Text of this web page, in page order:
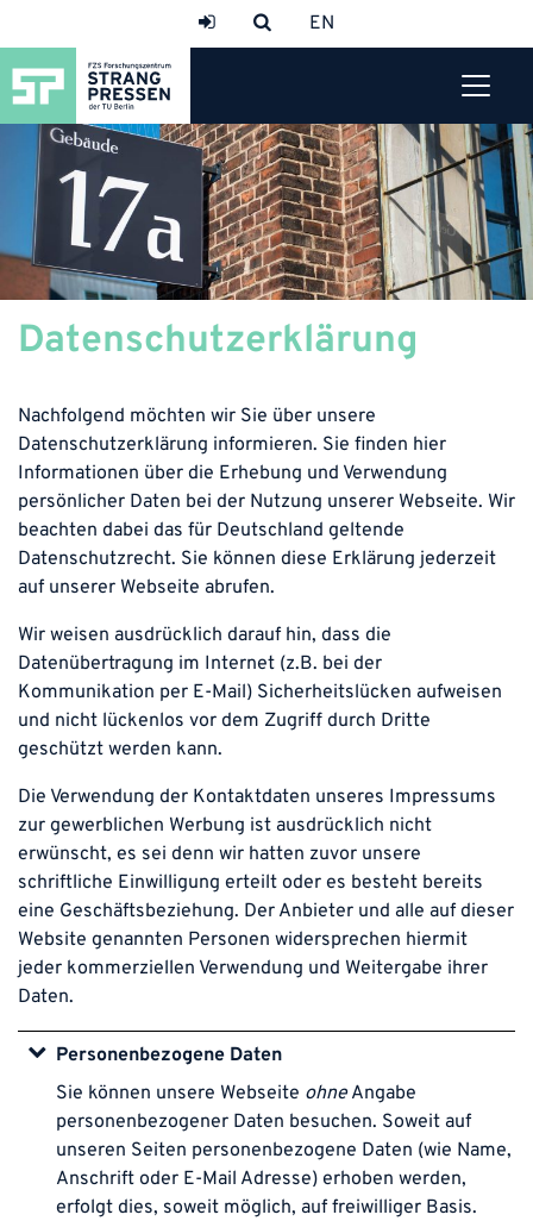
Datenschutzerklärung
Nachfolgend möchten wir Sie über unsere
Datenschutzerklärung informieren. Sie finden hier
Informationen über die Erhebung und Verwendung
persönlicher Daten bei der Nutzung unserer Webseite. Wir
beachten dabei das für Deutschland geltende
Datenschutzrecht. Sie können diese Erklärung jederzeit
auf unserer Webseite abrufen.
Wir weisen ausdrücklich darauf hin, dass die
Datenübertragung im Internet (z.B. bei der
Kommunikation per E-Mail) Sicherheitslücken aufweisen
und nicht lückenlos vor dem Zugriff durch Dritte
geschützt werden kann.
Die Verwendung der Kontaktdaten unseres Impressums
zur gewerblichen Werbung ist ausdrücklich nicht
erwünscht, es sei denn wir hatten zuvor unsere
schriftliche Einwilligung erteilt oder es besteht bereits
eine Geschäftsbeziehung. Der Anbieter und alle auf dieser
Website genannten Personen widersprechen hiermit
jeder kommerziellen Verwendung und Weitergabe ihrer
Daten.
Personenbezogene Daten
Sie können unsere Webseite ohneAngabe
personenbezogener Daten besuchen. Soweit auf
unseren Seiten personenbezogene Daten (wie Name,
Anschrift oder E-Mail Adresse) erhoben werden,
erfolgt dies, soweit möglich, auf freiwilliger Basis.